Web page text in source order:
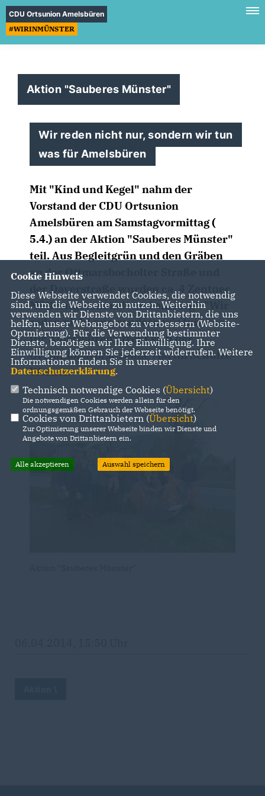
CDU Ortsunion Amelsbüren
#WIRINMÜNSTER
Aktion "Sauberes Münster"
Wir reden nicht nur, sondern wir tun
was für Amelsbüren
Mit "Kind und Kegel" nahm der
Vorstand der CDU Ortsunion
Amelsbüren am Samstagvormittag (
5.4.) an der Aktion "Sauberes Münster"
teil. Aus Begleitgrün und den Gräben
an der Ottmarsbocholter Straße und
der Daverstraße wurden ca. 4 Zentner
Müll aufgesammelt und entsorgt. "Wir
reden nicht nur, sondern wir tun was
für Amelsbüren", freut sich der
Ortsunionsvorsitzende Martin Schulze-
Werner.
Cookie Hinweis
Diese Webseite verwendet Cookies, die notwendig
sind, um die Webseite zu nutzen. Weiterhin
verwenden wir Dienste von Drittanbietern, die uns
helfen, unser Webangebot zu verbessern (Website-
Optmierung). Für die Verwendung bestimmter
Dienste, benötigen wir Ihre Einwilligung. Ihre
Einwilligung können Sie jederzeit widerrufen. Weitere
Informationen finden Sie in unserer
Datenschutzerklärung.
Technisch notwendige Cookies (Übersicht)
Die notwendigen Cookies werden allein für den
ordnungsgemäßen Gebrauch der Webseite benötigt.
Cookies von Drittanbietern (Übersicht)
Zur Optimierung unserer Webseite binden wir Dienste und
Angebote von Drittanbietern ein.
Alle akzeptieren Auswahl speichern